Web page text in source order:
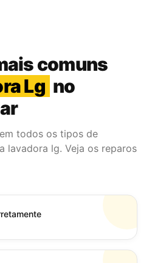
comuns
Lg no
todos os tipos de
lavadora lg. Veja os reparos